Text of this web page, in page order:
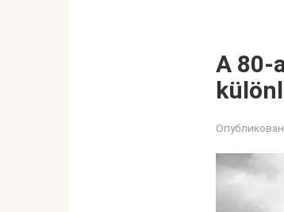
A 80-